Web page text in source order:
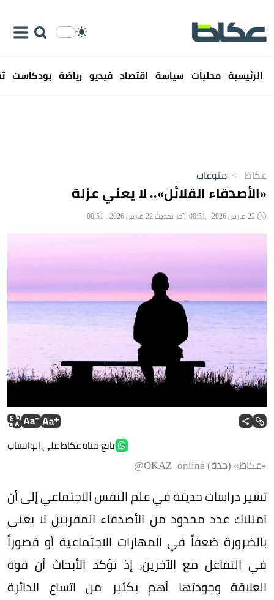
الرئيسية محليات سياسة اقتصاد فيديو رياضة بودكاست
عكاظ > منوعات
«الأصدقاء القلائل».. لا يعني عزلة
تابع قناة عكاظ على الواتساب
«عكاظ» (جدة) OKAZ_online@
تشير دراسات حديثة في علم النفس الاجتماعي إلى أن
امتلاك عدد محدود من الأصدقاء المقربين لا يعني
بالضرورة ضعفاً في المهارات الاجتماعية أو قصوراً
في التفاعل مع الآخرين، إذ تؤكد الأبحاث أن قوة
العلاقة وجودتها أهم بكثير من اتساع الدائرة